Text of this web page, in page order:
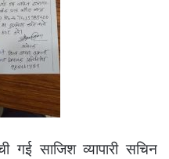
गई साजिश व्यापारी सचिन